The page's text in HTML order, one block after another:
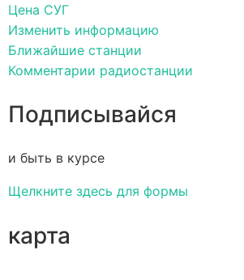
Цена СУГ
Изменить информацию
Ближайшие станции
Комментарии радиостанции
Подписывайся
и быть в курсе
Щелкните здесь для формы
карта